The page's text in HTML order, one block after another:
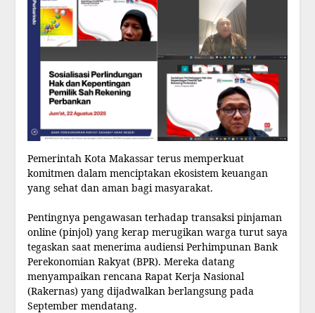
Pemerintah Kota Makassar terus memperkuat
komitmen dalam menciptakan ekosistem keuangan
yang sehat dan aman bagi masyarakat.
Pentingnya pengawasan terhadap transaksi pinjaman
online (pinjol) yang kerap merugikan warga turut saya
tegaskan saat menerima audiensi Perhimpunan Bank
Perekonomian Rakyat (BPR). Mereka datang
menyampaikan rencana Rapat Kerja Nasional
(Rakernas) yang dijadwalkan berlangsung pada
September mendatang.